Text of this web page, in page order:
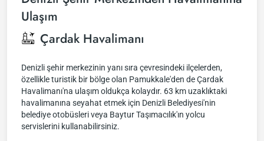
Ulaşım
Çardak Havalimanı
Denizli şehir merkezinin yanı sıra çevresindeki ilçelerden,
özellikle turistik bir bölge olan Pamukkale'den de Çardak
Havalimanı'na ulaşım oldukça kolaydır. 63 km uzaklıktaki
havalimanına seyahat etmek için Denizli Belediyesi'nin
belediye otobüsleri veya Baytur Taşımacılık'ın yolcu
servislerini kullanabilirsiniz.